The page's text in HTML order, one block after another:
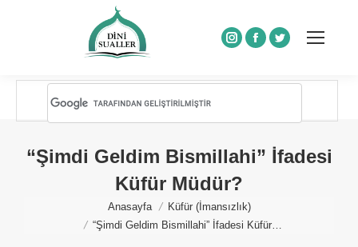
Instagram
Facebook
Twitter
“Şimdi Geldim Bismillahi” İfadesi
Küfür Müdür?
Anasayfa
Küfür (İmansızlık)
“Şimdi Geldim Bismillahi” İfadesi Küfür…